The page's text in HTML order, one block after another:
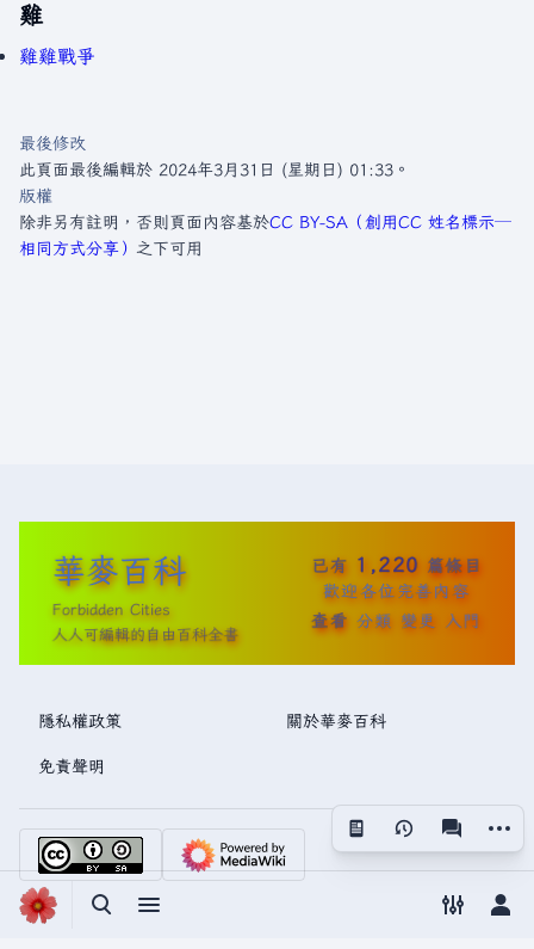
切換搜尋切換選單 切換偏好
切
視圖 更多
雞
雞雞戰爭
最後修改
此頁面最後編輯於 2024年3月31日 (星期日) 01:33。
版權
除非另有註明，否則頁面內容基於CC BY-SA（創用CC 姓名標示─
相同方式分享） 之下可用
華麥百科
Forbidden Cities
人人可編輯的自由百科全書
已有 1,220 篇條目
歡迎各位完善內容
查看 分類 變更 入門
隱私權政策 關於華麥百科
免責聲明